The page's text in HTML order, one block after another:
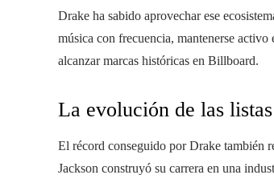
Drake ha sabido aprovechar ese
música con frecuencia, mantenerse
alcanzar marcas históricas en Billboard.
La evolución de las
El récord conseguido por Drake también
Jackson construyó su carrera en una